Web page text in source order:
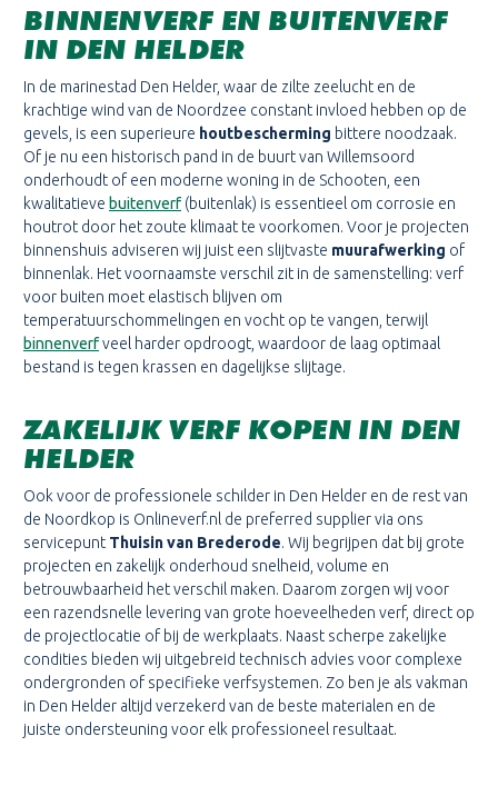
BINNENVERF EN BUITENVERF
IN DEN HELDER
In de marinestad Den Helder, waar de zilte zeelucht en de
krachtige wind van de Noordzee constant invloed hebben op de
gevels, is een superieure houtbescherming bittere noodzaak.
Of je nu een historisch pand in de buurt van Willemsoord
onderhoudt of een moderne woning in de Schooten, een
kwalitatieve buitenverf(buitenlak) is essentieel om corrosie en
houtrot door het zoute klimaat te voorkomen. Voor je projecten
binnenshuis adviseren wij juist een slijtvaste muurafwerking of
binnenlak. Het voornaamste verschil zit in de samenstelling: verf
voor buiten moet elastisch blijven om
temperatuurschommelingen en vocht op te vangen, terwijl
binnenverfveel harder opdroogt, waardoor de laag optimaal
bestand is tegen krassen en dagelijkse slijtage.
ZAKELIJK VERF KOPEN IN DEN
HELDER
Ook voor de professionele schilder in Den Helder en de rest van
de Noordkop is Onlineverf.nl de preferred supplier via ons
servicepunt Thuisin van Brederode. Wij begrijpen dat bij grote
projecten en zakelijk onderhoud snelheid, volume en
betrouwbaarheid het verschil maken. Daarom zorgen wij voor
een razendsnelle levering van grote hoeveelheden verf, direct op
de projectlocatie of bij de werkplaats. Naast scherpe zakelijke
condities bieden wij uitgebreid technisch advies voor complexe
ondergronden of specifieke verfsystemen. Zo ben je als vakman
in Den Helder altijd verzekerd van de beste materialen en de
juiste ondersteuning voor elk professioneel resultaat.